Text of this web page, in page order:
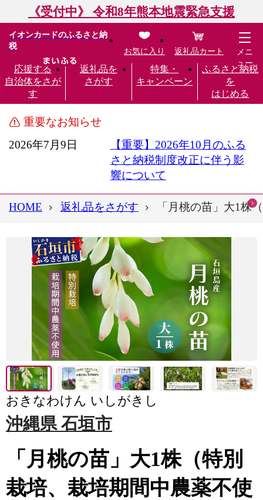
《受付中》 令和8年熊本地震緊急支援
イオンカードのふるさと納
税
応援する
自治体をさが
す
返礼品を
さがす
特集・
キャンペーン
ふるさと納税
を
はじめる
お気に入り 返礼品カート
メニ
ュー
重要なお知らせ
2026年7月9日
【重要】2026年10月のふる
さと納税制度改正に伴う影
響について
HOME 返礼品をさがす 「月桃の苗」大1株
おきなわけん いしがきし
沖縄県 石垣市
「月桃の苗」大1株（特別
栽培、栽培期間中農薬不使